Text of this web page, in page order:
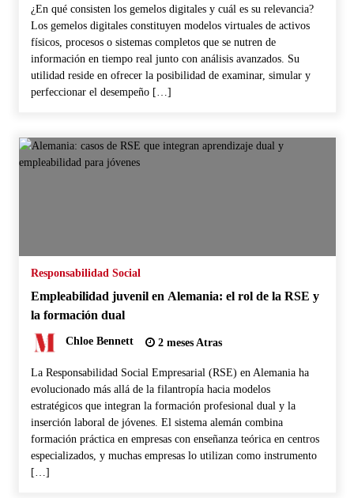
¿En qué consisten los gemelos digitales y cuál es su relevancia?
Los gemelos digitales constituyen modelos virtuales de activos
físicos, procesos o sistemas completos que se nutren de
información en tiempo real junto con análisis avanzados. Su
utilidad reside en ofrecer la posibilidad de examinar, simular y
perfeccionar el desempeño […]
Responsabilidad Social
Empleabilidad juvenil en Alemania: el rol de la RSE y
la formación dual
Chloe Bennett 2 meses Atras
La Responsabilidad Social Empresarial (RSE) en Alemania ha
evolucionado más allá de la filantropía hacia modelos
estratégicos que integran la formación profesional dual y la
inserción laboral de jóvenes. El sistema alemán combina
formación práctica en empresas con enseñanza teórica en centros
especializados, y muchas empresas lo utilizan como instrumento
[…]